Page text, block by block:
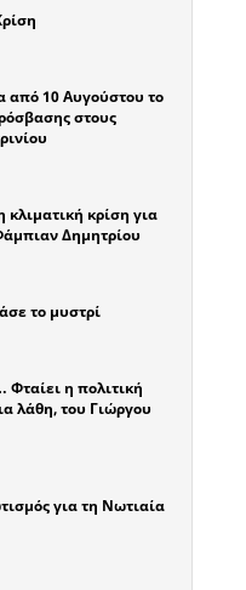
από 10 Αυγούστου το
στους
κλιματική κρίση για
Δημητρίου
το μυστρί
η πολιτική
λάθη, του Γιώργου
για τη Νωτιαία